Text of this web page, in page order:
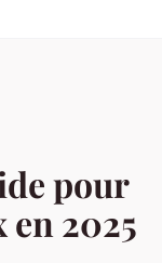
pour
2025